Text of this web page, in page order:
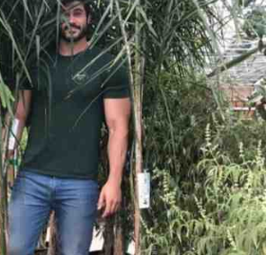
Yaralanmıştı, Tedavi gördüğü Hastanede